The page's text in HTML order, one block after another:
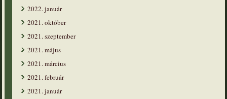
2022. január
2021. október
2021. szeptember
2021. május
2021. március
2021. február
2021. január